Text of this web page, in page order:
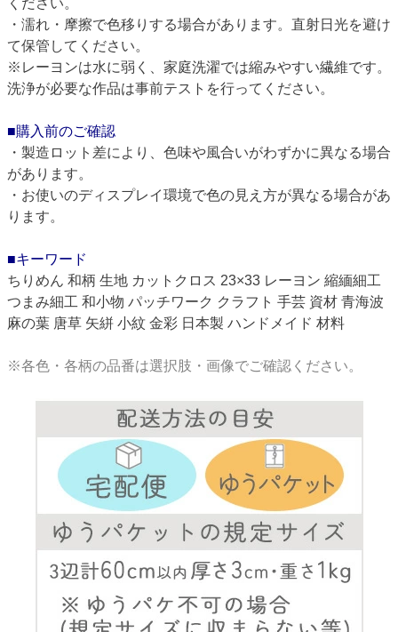
ください。
・濡れ・摩擦で色移りする場合があります。直射日光を避け
て保管してください。
※レーヨンは水に弱く、家庭洗濯では縮みやすい繊維です。
洗浄が必要な作品は事前テストを行ってください。
■購入前のご確認
・製造ロット差により、色味や風合いがわずかに異なる場合
があります。
・お使いのディスプレイ環境で色の見え方が異なる場合があ
ります。
■キーワード
ちりめん 和柄 生地 カットクロス 23×33 レーヨン 縮緬細工
つまみ細工 和小物 パッチワーク クラフト 手芸 資材 青海波
麻の葉 唐草 矢絣 小紋 金彩 日本製 ハンドメイド 材料
※各色・各柄の品番は選択肢・画像でご確認ください。